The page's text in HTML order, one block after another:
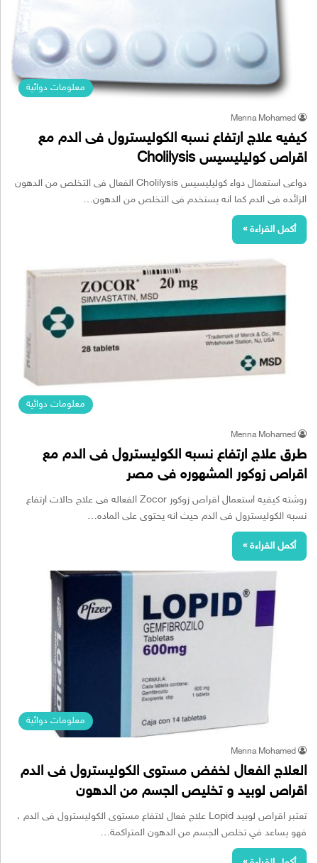
معلومات دوائية
Menna Mohamed
كيفيه علاج ارتفاع نسبه الكوليسترول فى الدم مع
اقراص كوليليسيس Cholilysis
دواعى استعمال دواء كوليليسيس Cholilysis الفعال فى التخلص من الدهون
الزائده فى الدم كما انه يستخدم فى التخلص من الدهون…
أكمل القراءة »
معلومات دوائية
Menna Mohamed
طرق علاج ارتفاع نسبه الكوليسترول فى الدم مع
اقراص زوكور المشهوره فى مصر
روشته كيفيه استعمال اقراص زوكور Zocor الفعاله فى علاج حالات ارتفاع
نسبه الكوليسترول فى الدم حيث انه يحتوى على الماده…
أكمل القراءة »
معلومات دوائية
Menna Mohamed
العلاج الفعال لخفض مستوى الكوليسترول فى الدم
اقراص لوبيد و تخليص الجسم من الدهون
تعتبر اقراص لوبيد Lopid علاج فعال لاتفاع مستوى الكوليسترول فى الدم ،
فهو يساعد في تخلص الجسم من الدهون المتراكمة…